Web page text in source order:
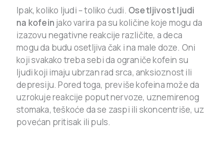
Ipak, koliko ljudi – toliko ćudi. Osetljivost ljudi
na kofein jako varira pa su količine koje mogu da
izazovu negativne reakcije različite, a deca
mogu da budu osetljiva čak i na male doze. Oni
koji svakako treba sebi da ograniče kofein su
ljudi koji imaju ubrzan rad srca, anksioznost ili
depresiju. Pored toga, previše kofeina može da
uzrokuje reakcije poput nervoze, uznemirenog
stomaka, teškoće da se zaspi ili skoncentriše, uz
povećan pritisak ili puls.